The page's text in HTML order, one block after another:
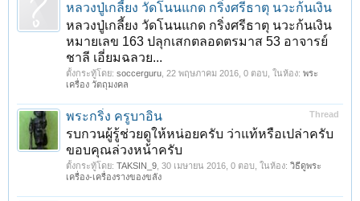
หลวงปู่เกลี้ยง วัดโนนแกด กริ่งศรีธาตุ นวะก้นเงิน
หลวงปู่เกลี้ยง วัดโนนแกด กริ่งศรีธาตุ นวะก้นเงิน
หมายเลข 163 ปลุกเสกตลอดตรมาส 53 อาจารย์
ชาลี เอี่ยมฉลวย...
ตั้งกระทู้โดย: soccerguru 22 พฤษภาคม 2016 , 0 ตอบ, ในห้อง: พระ
เครื่อง วัตถุมงคล
Thread
พระกริ่ง ครูบาอิน
รบกวนผู้รู้ช่วยดูให้หน่อยครับ ว่าแท้หรือเปล่าครับ
ขอบคุณล่วงหน้าครับ
ตั้งกระทู้โดย: TAKSIN_9 30 เมษายน 2016 , 0 ตอบ, ในห้อง: วิธีดูพระ
เครื่อง-เครื่องรางของขลัง